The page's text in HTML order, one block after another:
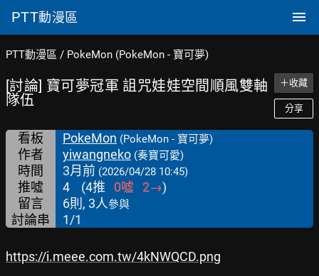
PTT動漫區
PTT動漫區 / PokeMon (PokeMon - 寶可夢)
[討論] 寶可夢冠軍 詛咒娃娃空間順風雙軸
隊伍
＋收藏
分享
看板 PokeMon (PokeMon - 寶可夢)
作者 yiwangneko (奏寶可愛)
時間 3月前 (2026/04/28 10:45)
推噓 4 (4推 0噓 2→)
留言
6則, 3人參與
討論串 1/1
https://i.meee.com.tw/4kNWQCD.png